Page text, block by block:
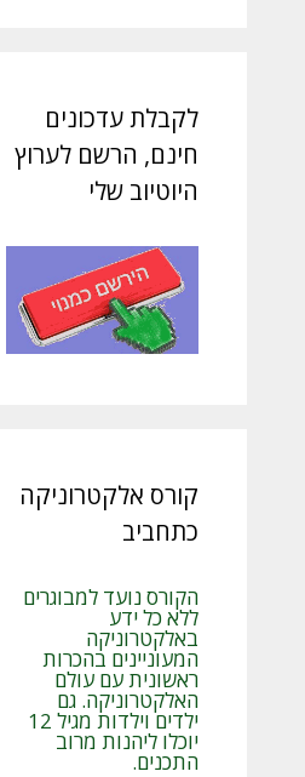
לקבלת עדכונים
חינם, הרשם לערוץ
היוטיוב שלי
קורס אלקטרוניקה
כתחביב
הקורס נועד למבוגרים
ללא כל ידע
באלקטרוניקה
המעוניינים בהכרות
ראשונית עם עולם
האלקטרוניקה. גם
ילדים וילדות מגיל 12
יוכלו ליהנות מרוב
התכנים.